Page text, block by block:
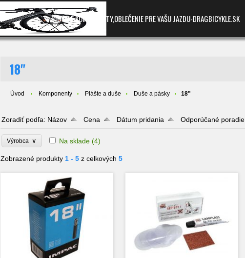
BICYKLE,KOMPONENTY,OBLEČENIE PRE VAŠU JAZDU-DRAGBICYKLE.SK
18"
Úvod Komponenty Plášte a duše Duše a pásky 18"
Zoradiť podľa: Názov Cena Dátum pridania Odporúčané poradie
Výrobca ∨ Na sklade (4)
Zobrazené produkty 1 - 5 z celkových5